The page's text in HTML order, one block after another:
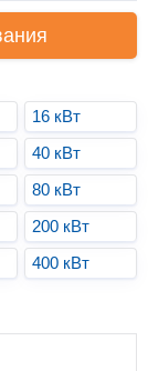
16 кВт
40 кВт
80 кВт
200 кВт
400 кВт